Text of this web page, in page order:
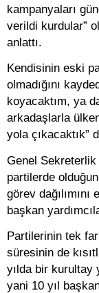
kampanyaları
verildi kurdular”
anlattı.
Kendisinin eski
olmadığını
koyacaktım, ya
arkadaşlarla
yola çıkacaktık”
Genel
partilerde
görev
başkan
Partilerinin tek
süresinin de
yılda bir kurultay
yani 10 yıl